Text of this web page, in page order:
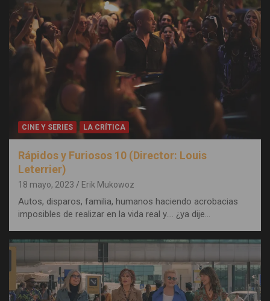
CINE Y SERIES LA CRÍTICA
Rápidos y Furiosos 10 (Director: Louis
Leterrier)
18 mayo, 2023 Erik Mukowoz
Autos, disparos, familia, humanos haciendo acrobacias
imposibles de realizar en la vida real y…. ¿ya dije…